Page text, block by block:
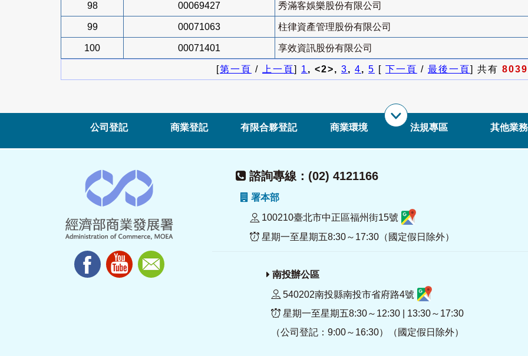
98 00069427 秀滿客娛樂股份有限公司
99 00071063 柱律資產管理股份有限公司
100 00071401 享效資訊股份有限公司
[第一頁 / 上一頁] 1, <2>, 3, 4, 5 [ 下一頁 / 最後一頁] 共有 8039
公司登記 商業登記 有限合夥登記 商業環境 法規專區 其他業務
諮詢專線：(02) 4121166
署本部
100210臺北市中正區福州街15號
星期一至星期五8:30～17:30（國定假日除外）
南投辦公區
540202南投縣南投市省府路4號
星期一至星期五8:30～12:30 | 13:30～17:30
（公司登記：9:00～16:30）（國定假日除外）